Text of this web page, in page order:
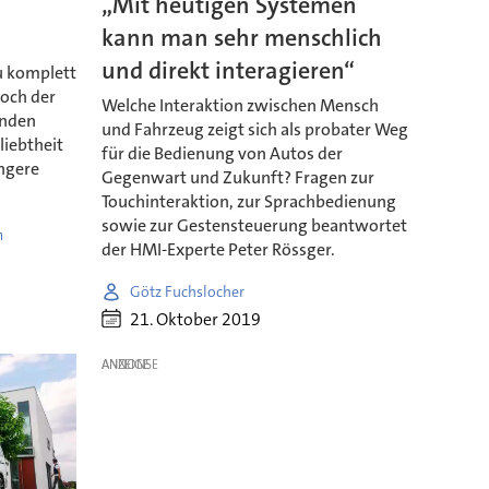
komplett
der
kann man sehr menschlich
und direkt interagieren“
Welche Interaktion zwischen Mensch
und Fahrzeug zeigt sich als probater Weg
für die Bedienung von Autos der
Gegenwart und Zukunft? Fragen zur
Touchinteraktion, zur Sprachbedienung
sowie zur Gestensteuerung beantwortet
der HMI-Experte Peter Rössger.
Götz Fuchslocher
21. Oktober 2019
ANZEIGE